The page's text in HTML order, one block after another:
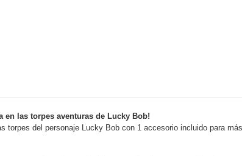
las torpes aventuras de Lucky Bob!
torpes del personaje Lucky Bob con 1 accesorio incluido para